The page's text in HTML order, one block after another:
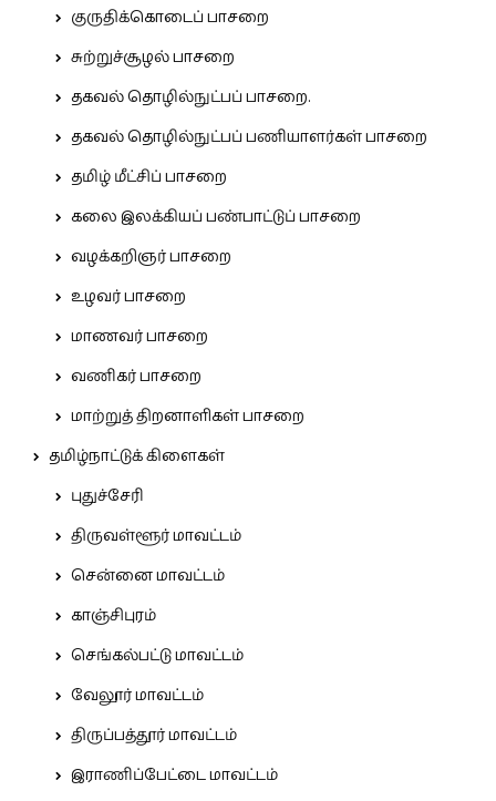
குருதிக்கொடைப் பாசறை
சுற்றுச்சூழல் பாசறை
தகவல் தொழில்நுட்பப் பாசறை.
தகவல் தொழில்நுட்பப் பணியாளர்கள் பாசறை
தமிழ் மீட்சிப் பாசறை
கலை இலக்கியப் பண்பாட்டுப் பாசறை
வழக்கறிஞர் பாசறை
உழவர் பாசறை
மாணவர் பாசறை
வணிகர் பாசறை
மாற்றுத் திறனாளிகள் பாசறை
தமிழ்நாட்டுக் கிளைகள்
புதுச்சேரி
திருவள்ளூர் மாவட்டம்
சென்னை மாவட்டம்
காஞ்சிபுரம்
செங்கல்பட்டு மாவட்டம்
வேலூர் மாவட்டம்
திருப்பத்தூர் மாவட்டம்
இராணிப்பேட்டை மாவட்டம்